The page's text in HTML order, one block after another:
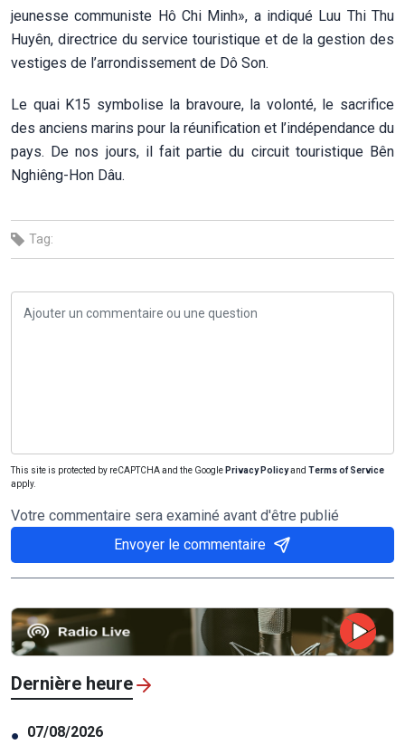
jeunesse communiste Hô Chi Minh», a indiqué Luu Thi Thu
Huyên, directrice du service touristique et de la gestion des
vestiges de l’arrondissement de Dô Son.
Le quai K15 symbolise la bravoure, la volonté, le sacrifice
des anciens marins pour la réunification et l’indépendance du
pays. De nos jours, il fait partie du circuit touristique Bên
Nghiêng-Hon Dâu.
Tag:
This site is protected by reCAPTCHA and the Google Privacy Policyand Terms of Service
apply.
Votre commentaire sera examiné avant d'être publié
Envoyer le commentaire
Dernière heure
● 07/08/2026